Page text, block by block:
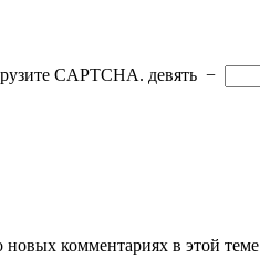
CAPTCHA. девять −
новых комментариях в этой теме